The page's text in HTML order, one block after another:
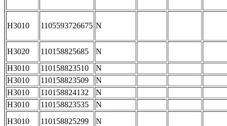
H3010 1105593726675 N
H3020 110158825685
N
H3010
110158823510
N
H3010
110158823509
N
H3010
110158824132
N
H3010
110158823535
N
H3010
110158825299 N